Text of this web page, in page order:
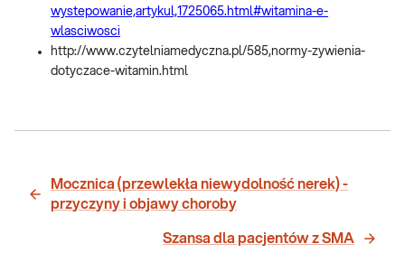
wystepowanie,artykul,1725065.html#witamina-e-
wlasciwosci
http://www.czytelniamedyczna.pl/585,normy-zywienia-
dotyczace-witamin.html
Mocznica (przewlekła niewydolność nerek) -
przyczyny i objawy choroby
Szansa dla pacjentów z SMA